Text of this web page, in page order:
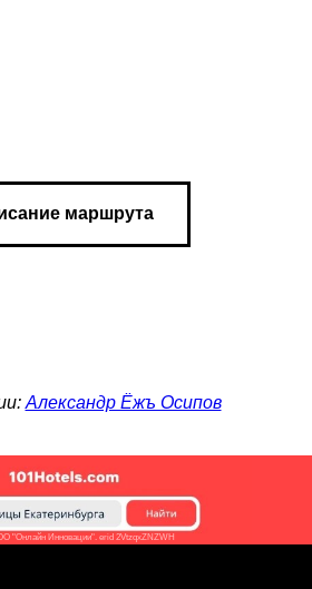
маршрута
Александр Ёжъ Осипов
"Онлайн Инновации". erid 2VtzqxZNZWH